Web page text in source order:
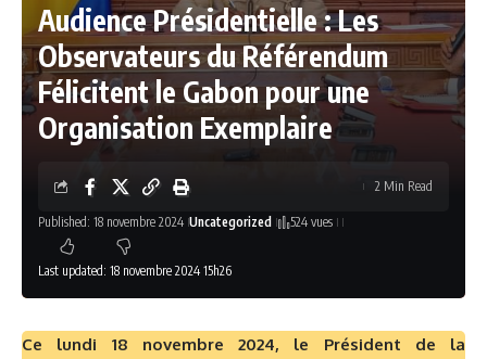
Audience Présidentielle : Les
Observateurs du Référendum
Félicitent le Gabon pour une
Organisation Exemplaire
Last updated: 18 novembre 2024 15h26
Published: 18 novembre 2024 Uncategorized 524 vues
2 Min Read
Ce lundi 18 novembre 2024, le Président de la